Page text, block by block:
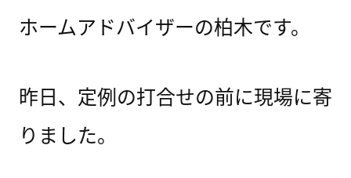
ホームアドバイザーの柏木です。
昨日、定例の打合せの前に現場に寄
りました。